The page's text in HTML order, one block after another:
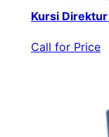
Kursi Direktur
Call for Price